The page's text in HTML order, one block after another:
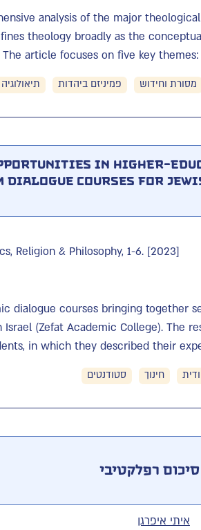
analysis of the major
theology broadly as the
article focuses on five key themes:
מסורת וחידוש פמיניזם ביהדות תיאולוגיה
in Higher-
Dialogue Courses for
Religion & Philosophy, 1-6. [2023]
dialogue courses bringing together
(Zefat Academic College). The
in which they described their
חינוך סטודנטים
רפלקטיבי
איתי איפרגן